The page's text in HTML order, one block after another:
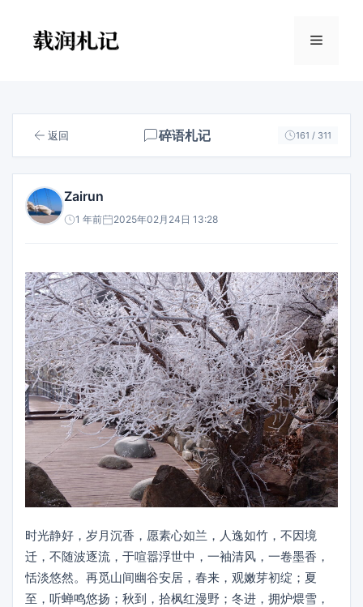
菜
返回 碎语札记 161 / 311
Zairun
1 年前 2025年02月24日 13:28
时光静好，岁月沉香，愿素心如兰，人逸如竹，不因境
迁，不随波逐流，于喧嚣浮世中，一袖清风，一卷墨香，
恬淡悠然。再觅山间幽谷安居，春来，观嫩芽初绽；夏
至，听蝉鸣悠扬；秋到，拾枫红漫野；冬进，拥炉煨雪，